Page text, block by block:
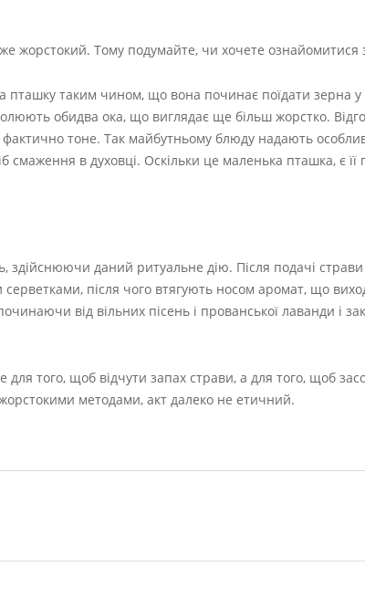
жорстокий. Тому подумайте, чи хочете
таким чином, що вона починає поїдати зерна у
обидва ока, що виглядає ще більш жорстко.
тоне. Так майбутньому блюду надають
в духовці. Оскільки це маленька пташка, є її
здійснюючи даний ритуальне дію. Після подачі
після чого втягують носом аромат, що
від вільних пісень і прованської лаванди і
того, щоб відчути запах страви, а для того, щоб
методами, акт далеко не етичний.